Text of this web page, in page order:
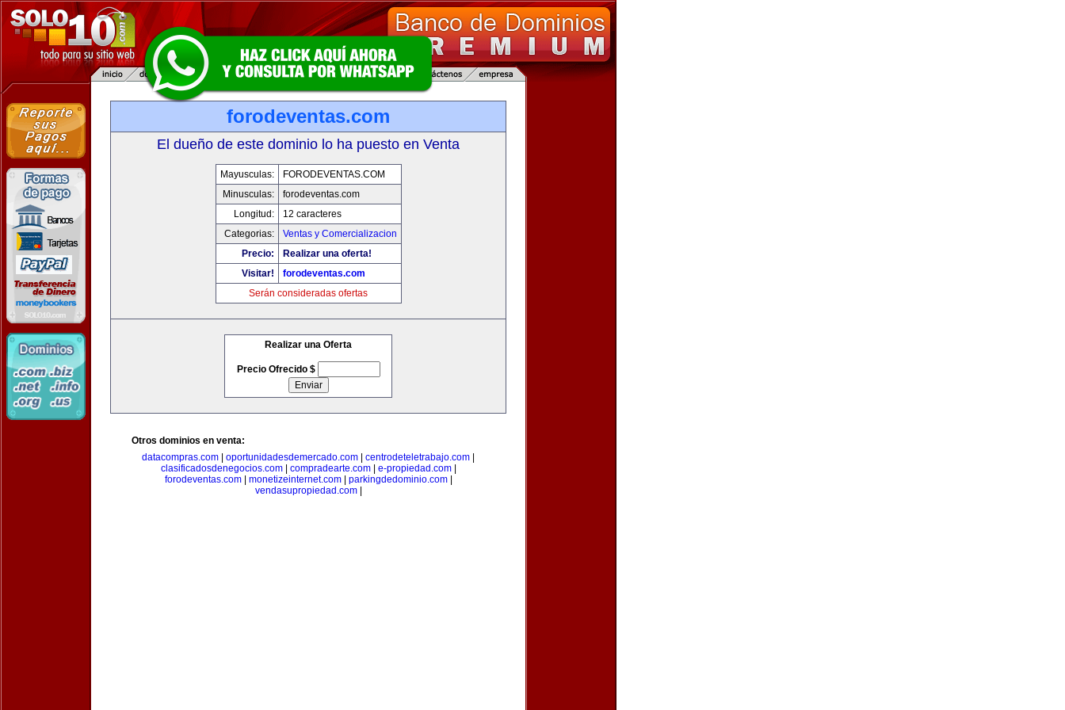
forodeventas.com
El dueño de este dominio lo ha puesto en Venta
Mayusculas:
FORODEVENTAS.COM
Minusculas:
forodeventas.com
Longitud:
12 caracteres
Categorias:
Ventas y Comercializacion
Precio:
Realizar una oferta!
Visitar!
forodeventas.com
Serán consideradas ofertas
Realizar una Oferta
Precio Ofrecido $
Otros dominios en venta:
datacompras.com
oportunidadesdemercado.com centrodeteletrabajo.com
clasificadosdenegocios.com| compradearte.com| e-propiedad.com|
forodeventas.com| monetizeinternet.com| parkingdedominio.com|
vendasupropiedad.com|